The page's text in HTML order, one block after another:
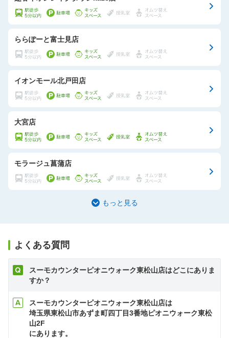
ららぽーと富士見店
イオンモール北戸田店
大宮店
モラージュ菖蒲店
もっと見る
よくある質問
スーモカウンターピオニウォーク東松山店はどこにありま
すか？
スーモカウンターピオニウォーク東松山店は
埼玉県東松山市あずま町四丁目3番地ピオニウォーク東松
山2F
にあります。